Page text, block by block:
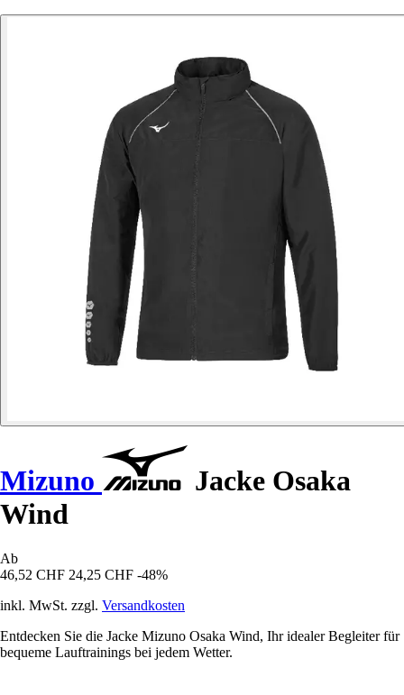
Mizuno
Jacke Osaka
Wind
Ab
46,52 CHF 24,25 CHF -48%
inkl. MwSt. zzgl. Versandkosten
Entdecken Sie die Jacke Mizuno Osaka Wind, Ihr idealer Begleiter für
bequeme Lauftrainings bei jedem Wetter.